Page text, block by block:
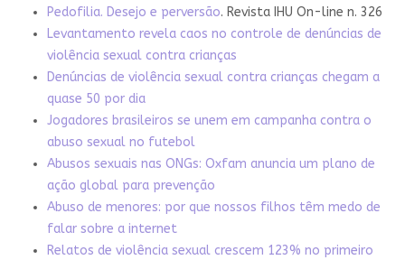
Pedofilia. Desejo e perversão. Revista IHU On-line n. 326
Levantamento revela caos no controle de denúncias de
violência sexual contra crianças
Denúncias de violência sexual contra crianças chegam a
quase 50 por dia
Jogadores brasileiros se unem em campanha contra o
abuso sexual no futebol
Abusos sexuais nas ONGs: Oxfam anuncia um plano de
ação global para prevenção
Abuso de menores: por que nossos filhos têm medo de
falar sobre a internet
Relatos de violência sexual crescem 123% no primeiro